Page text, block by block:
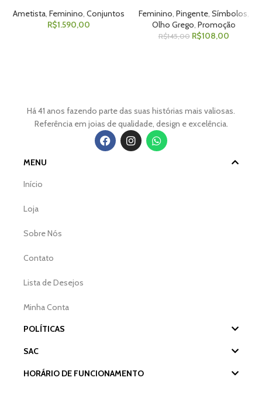
Ametista, Feminino, Conjuntos
R$1.590,00
Feminino, Pingente, Símbolos,
Olho Grego, Promoção
R$145,00 R$108,00
Há 41 anos fazendo parte das suas histórias mais valiosas.
Referência em joias de qualidade, design e excelência.
MENU
Início
Loja
Sobre Nós
Contato
Lista de Desejos
Minha Conta
POLÍTICAS
SAC
HORÁRIO DE FUNCIONAMENTO